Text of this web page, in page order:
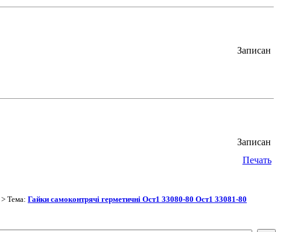
Записан
Записан
Печать
> Тема: Гайки самоконтрячі герметичні Ост1 33080-80 Ост1 33081-80